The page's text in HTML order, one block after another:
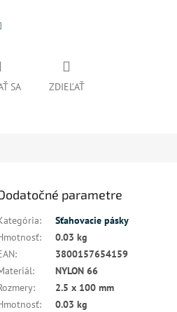
SA ZDIEĽAŤ
parametre
:
Sťahovacie pásky
:
0.03 kg
:
3800157654159
:
NYLON 66
:
2.5 x 100 mm
: 0.03 kg